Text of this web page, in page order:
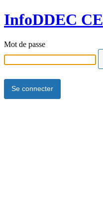
InfoDDEC CE
Mot de passe